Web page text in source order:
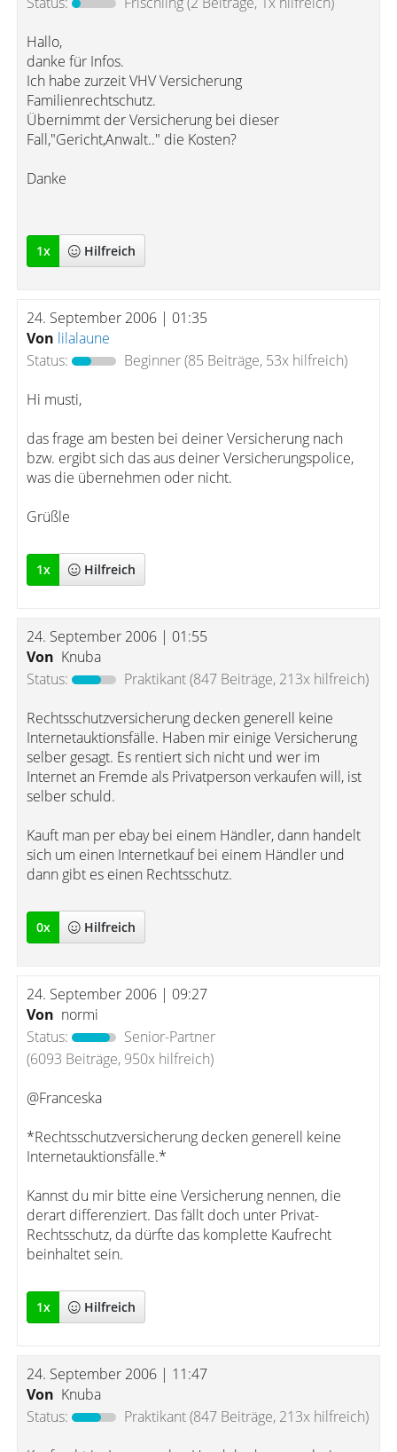
Hallo,
danke für Infos.
Ich habe zurzeit VHV Versicherung
Familienrechtschutz.
Übernimmt der Versicherung bei dieser
Fall,"Gericht,Anwalt.." die Kosten?
Danke
1x Hilfreich
24. September 2006 | 01:35
Von lilalaune
Status:
Beginner(85 Beiträge, 53x hilfreich)
Hi musti,
das frage am besten bei deiner Versicherung nach
bzw. ergibt sich das aus deiner Versicherungspolice,
was die übernehmen oder nicht.
Grüßle
1x Hilfreich
24. September 2006 | 01:55
Von Knuba
Status:
Praktikant(847 Beiträge, 213x hilfreich)
Rechtsschutzversicherung decken generell keine
Internetauktionsfälle. Haben mir einige Versicherung
selber gesagt. Es rentiert sich nicht und wer im
Internet an Fremde als Privatperson verkaufen will, ist
selber schuld.
Kauft man per ebay bei einem Händler, dann handelt
sich um einen Internetkauf bei einem Händler und
dann gibt es einen Rechtsschutz.
0x Hilfreich
24. September 2006 | 09:27
Von normi
Status:
Senior-Partner
(6093 Beiträge, 950x hilfreich)
@Franceska
*Rechtsschutzversicherung decken generell keine
Internetauktionsfälle.*
Kannst du mir bitte eine Versicherung nennen, die
derart differenziert. Das fällt doch unter Privat-
Rechtsschutz, da dürfte das komplette Kaufrecht
beinhaltet sein.
1x Hilfreich
24. September 2006 | 11:47
Von Knuba
Status:
Praktikant(847 Beiträge, 213x hilfreich)